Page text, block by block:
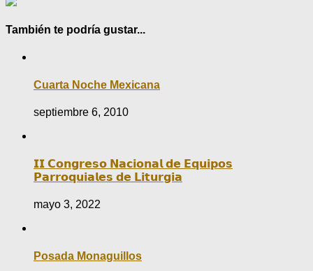
También te podría gustar...
Cuarta Noche Mexicana
septiembre 6, 2010
𝗜𝗜 𝗖𝗼𝗻𝗴𝗿𝗲𝘀𝗼 𝗡𝗮𝗰𝗶𝗼𝗻𝗮𝗹 𝗱𝗲 𝗘𝗾𝘂𝗶𝗽𝗼𝘀
𝗣𝗮𝗿𝗿𝗼𝗾𝘂𝗶𝗮𝗹𝗲𝘀 𝗱𝗲 𝗟𝗶𝘁𝘂𝗿𝗴𝗶𝗮
mayo 3, 2022
Posada Monaguillos